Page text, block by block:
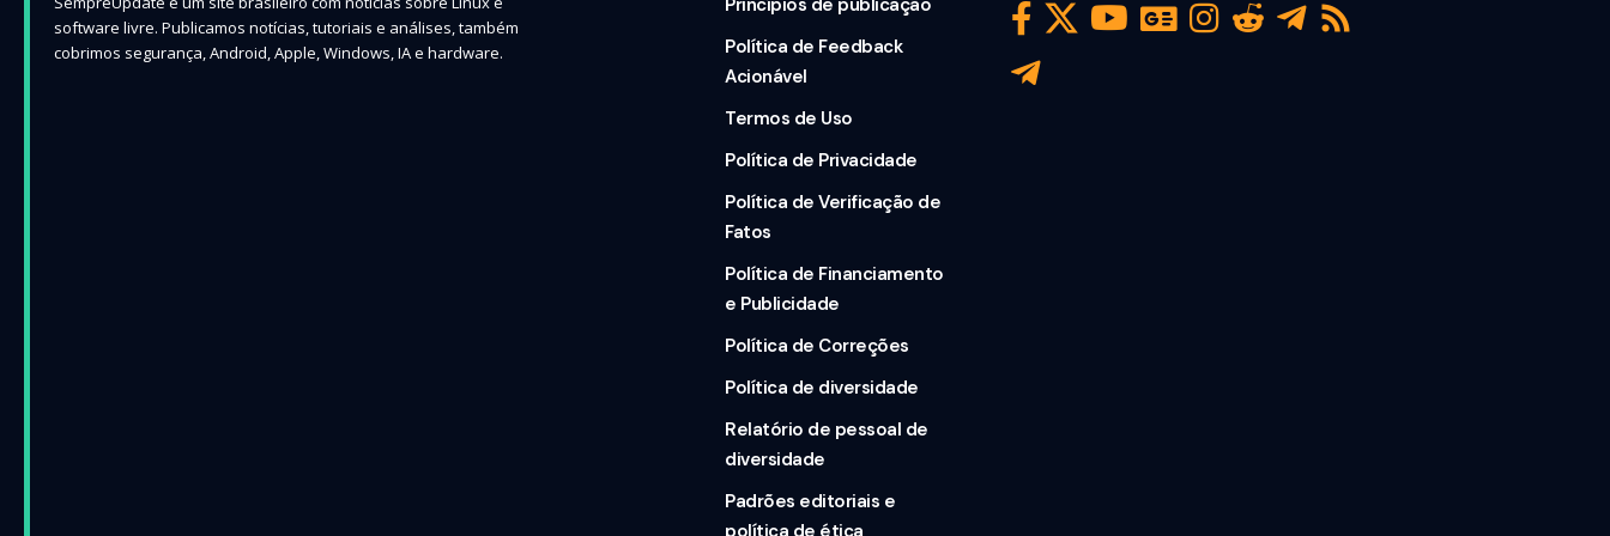
software livre. Publicamos notícias, tutoriais e análises, também
cobrimos segurança, Android, Apple, Windows, IA e hardware.
Política de Feedback
Acionável
Termos de Uso
Política de Privacidade
Política de Verificação de
Fatos
Política de Financiamento
e Publicidade
Política de Correções
Política de diversidade
Relatório de pessoal de
diversidade
Padrões editoriais e
política de ética